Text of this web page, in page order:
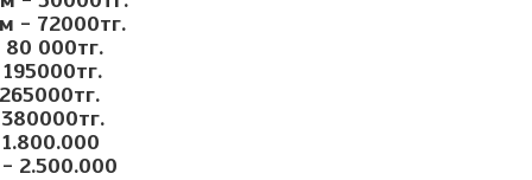
- 72000тг.
000тг.
2.500.000